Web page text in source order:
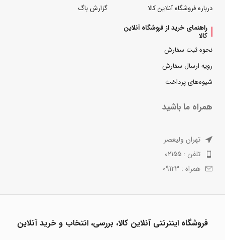
درباره فروشگاه آنلاین کالا
گزارش باگ
راهنمای خرید از فروشگاه آنلاین
کالا
نحوه ثبت سفارش
رویه ارسال سفارش
شیوه‌های پرداخت
همراه ما باشید
تهران ولیعصر
تلفن : 02155
همراه : 09123
فروشگاه اینترنتی آنلاین کالا، بررسی، انتخاب و خرید آنلاین